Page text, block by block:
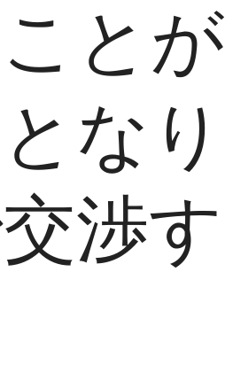
と
な
渉